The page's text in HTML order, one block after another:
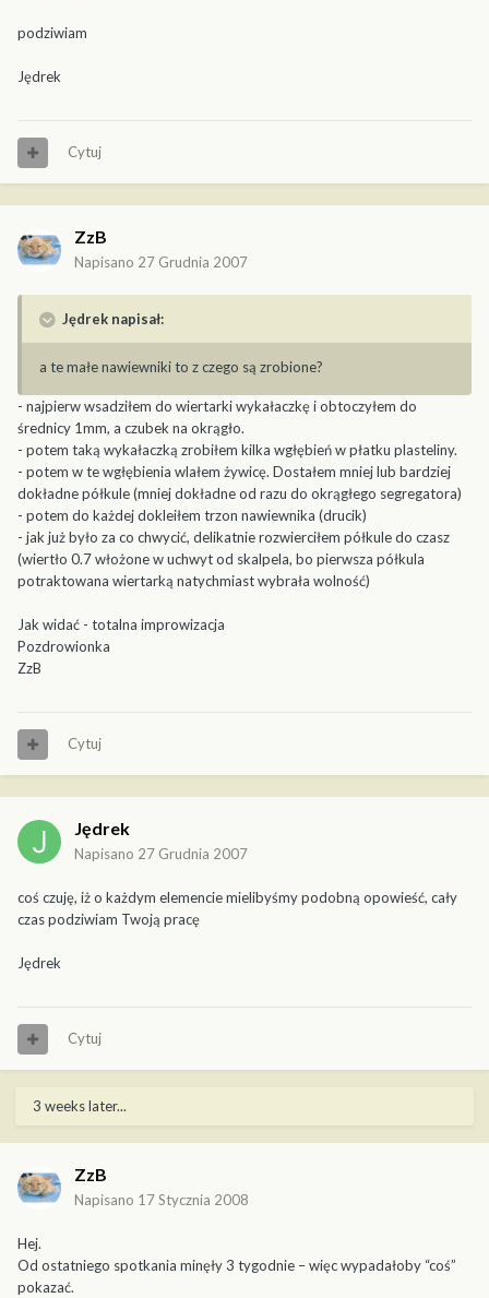
podziwiam
Jędrek
Cytuj
ZzB
Napisano 27 Grudnia 2007
Jędrek napisał:
a te małe nawiewniki to z czego są zrobione?
- najpierw wsadziłem do wiertarki wykałaczkę i obtoczyłem do
średnicy 1mm, a czubek na okrągło.
- potem taką wykałaczką zrobiłem kilka wgłębień w płatku plasteliny.
- potem w te wgłębienia wlałem żywicę. Dostałem mniej lub bardziej
dokładne półkule (mniej dokładne od razu do okrągłego segregatora)
- potem do każdej dokleiłem trzon nawiewnika (drucik)
- jak już było za co chwycić, delikatnie rozwierciłem półkule do czasz
(wiertło 0.7 włożone w uchwyt od skalpela, bo pierwsza półkula
potraktowana wiertarką natychmiast wybrała wolność)
Jak widać - totalna improwizacja
Pozdrowionka
ZzB
Cytuj
Jędrek
Napisano 27 Grudnia 2007
coś czuję, iż o każdym elemencie mielibyśmy podobną opowieść, cały
czas podziwiam Twoją pracę
Jędrek
Cytuj
3 weeks later...
ZzB
Napisano 17 Stycznia 2008
Hej.
Od ostatniego spotkania minęły 3 tygodnie – więc wypadałoby “coś”
pokazać.